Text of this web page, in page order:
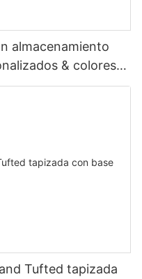
almacenamiento
& colores
JLH
Tufted tapizada